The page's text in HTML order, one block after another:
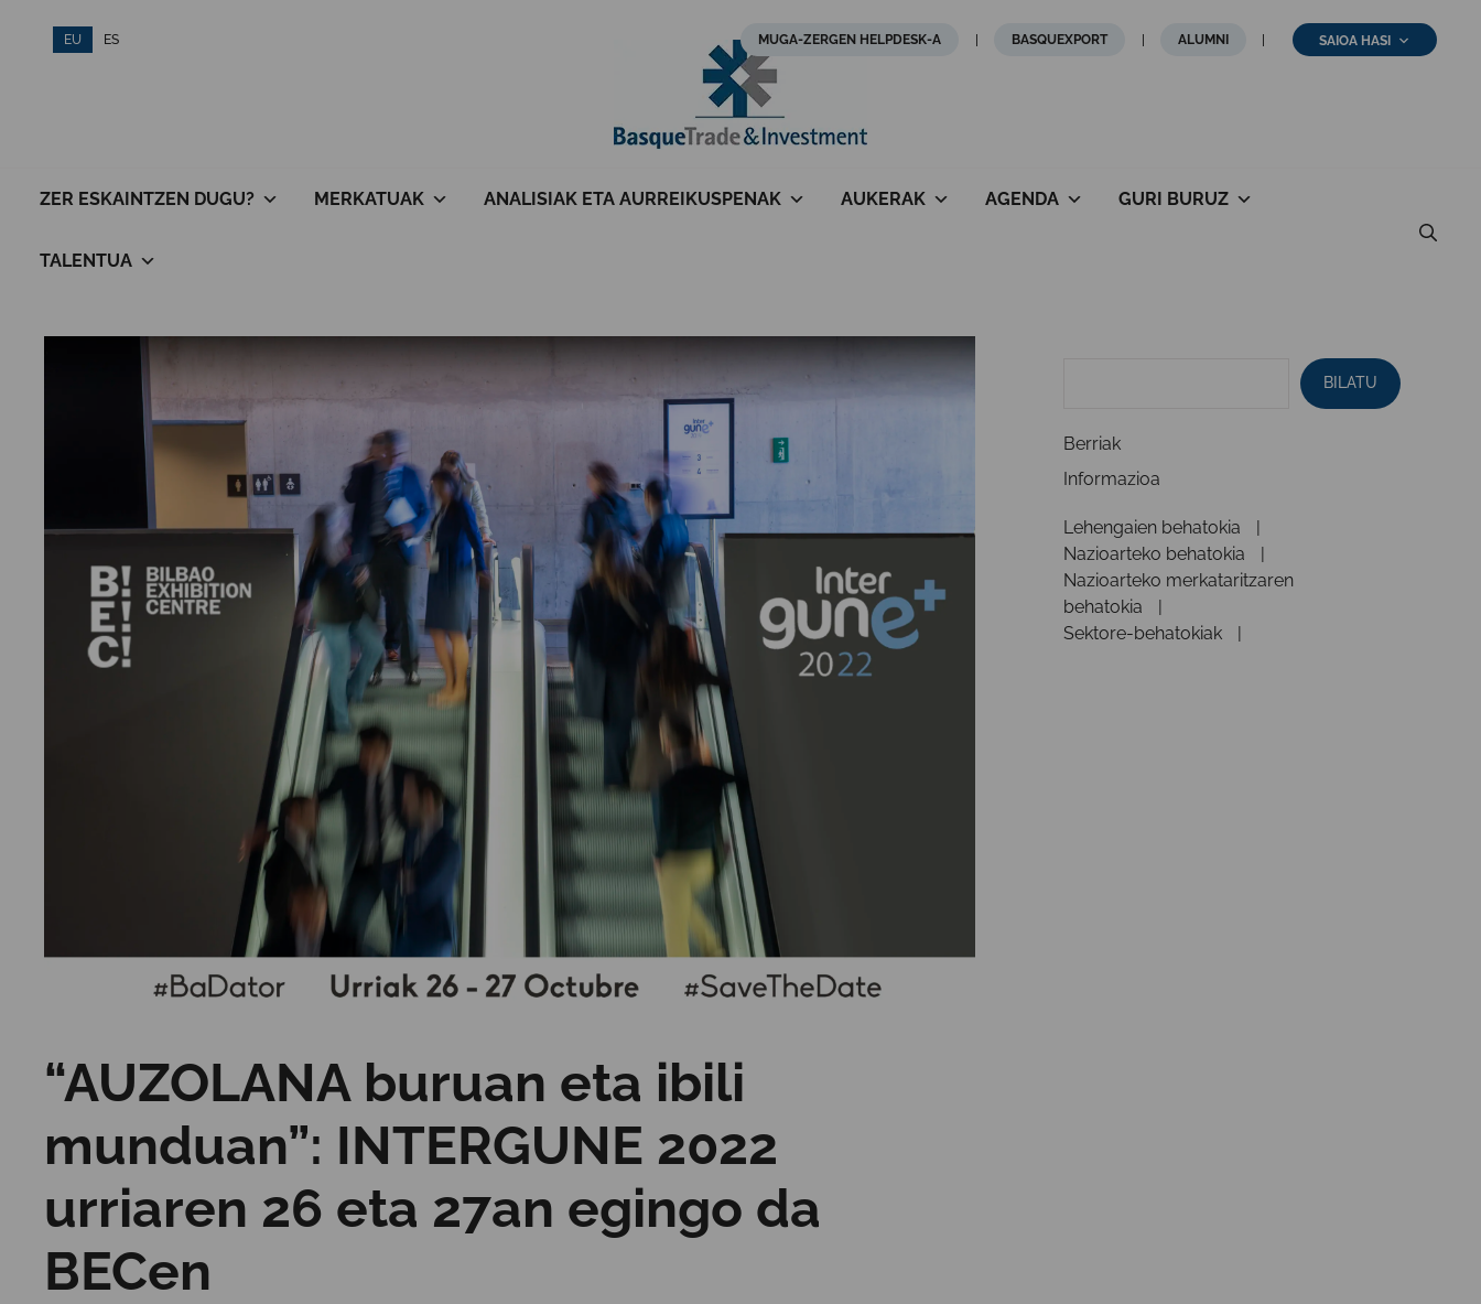
EU ES MUGA-ZERGEN HELPDESK-A BASQUEXPORT ALUMNI SAIOA HASI
ZER ESKAINTZEN DUGU? MERKATUAK ANALISIAK ETA AURREIKUSPENAK AUKERAK AGENDA GURI BURUZ
TALENTUA
“AUZOLANA buruan eta ibili
munduan”: INTERGUNE 2022
urriaren 26 eta 27an egingo da
BECen
BILATU
Berriak
Informazioa
Lehengaien behatokia
Nazioarteko behatokia
Nazioarteko merkataritzaren
behatokia
Sektore-behatokiak